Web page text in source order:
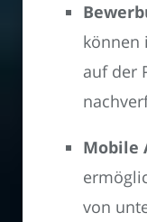
können
auf der
Mobile
von